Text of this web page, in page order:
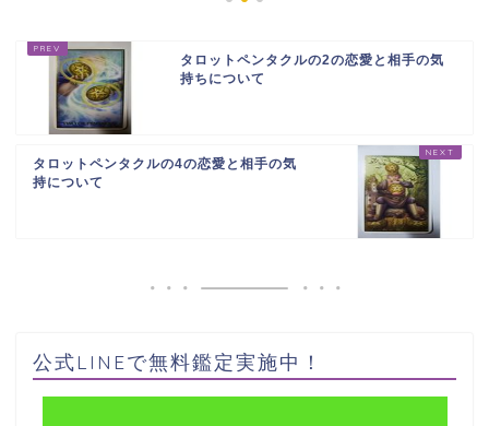
タロットペンタクルの2の恋愛と相手の気
持ちについて
タロットペンタクルの4の恋愛と相手の気
持について
公式LINEで無料鑑定実施中！